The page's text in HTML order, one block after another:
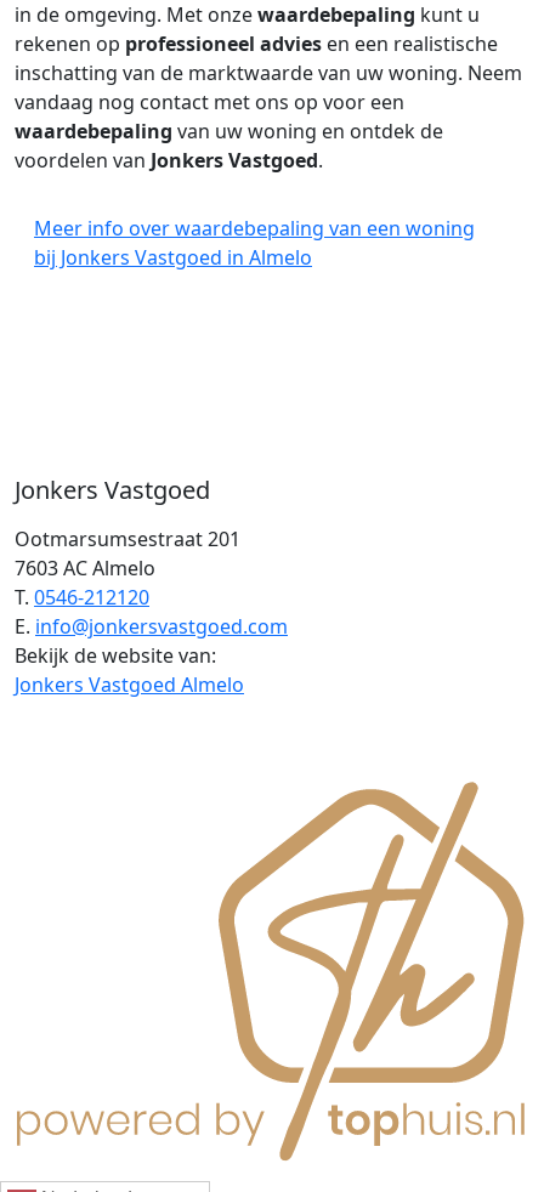
Jonkers Vastgoed
Ootmarsumsestraat 201
7603 AC Almelo
T. 0546-212120
E. info@jonkersvastgoed.com
Bekijk de website van:
Jonkers Vastgoed Almelo
in de omgeving. Met onzewaardebepaling kunt u
rekenen op professioneel advies en een realistische
inschatting van de marktwaarde van uw woning. Neem
vandaag nog contact met ons op voor een
waardebepaling van uw woning en ontdek de
voordelen van Jonkers Vastgoed.
Meer info over waardebepaling van een woning
bij Jonkers Vastgoed in Almelo